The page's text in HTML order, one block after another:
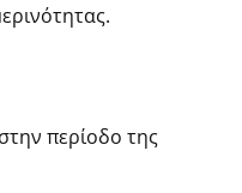
περίοδο της